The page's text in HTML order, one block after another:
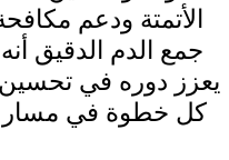
الأتمتة ودعم
جمع الدم الدقيق
يعزز دوره في تحسين
كل خطوة في مسار